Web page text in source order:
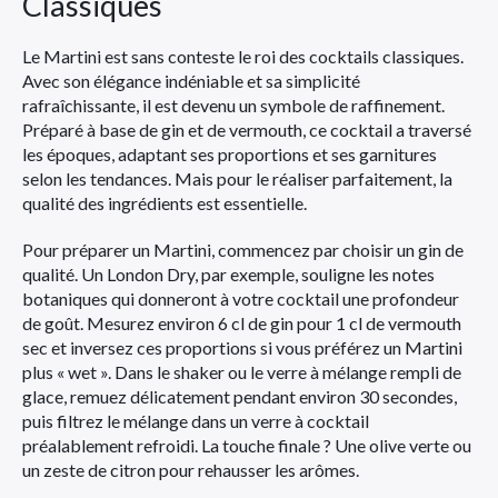
Le Martini est sans conteste le roi des cocktails classiques.
Avec son élégance indéniable et sa simplicité
rafraîchissante, il est devenu un symbole de raffinement.
Préparé à base de gin et de vermouth, ce cocktail a traversé
les époques, adaptant ses proportions et ses garnitures
selon les tendances. Mais pour le réaliser parfaitement, la
qualité des ingrédients est essentielle.
Pour préparer un Martini, commencez par choisir un gin de
qualité. Un London Dry, par exemple, souligne les notes
botaniques qui donneront à votre cocktail une profondeur
de goût. Mesurez environ 6 cl de gin pour 1 cl de vermouth
sec et inversez ces proportions si vous préférez un Martini
plus « wet ». Dans le shaker ou le verre à mélange rempli de
glace, remuez délicatement pendant environ 30 secondes,
puis filtrez le mélange dans un verre à cocktail
préalablement refroidi. La touche finale ? Une olive verte ou
un zeste de citron pour rehausser les arômes.